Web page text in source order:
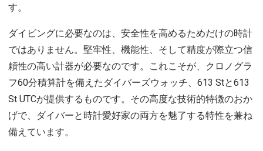
す。
ダイビングに必要なのは、安全性を高めるためだけの時計
ではありません。堅牢性、機能性、そして精度が際立つ信
頼性の高い計器が必要なのです。これこそが、クロノグラ
フ60分積算計を備えたダイバーズウォッチ、613 Stと613
St UTCが提供するものです。その高度な技術的特徴のおか
げで、ダイバーと時計愛好家の両方を魅了する特性を兼ね
備えています。